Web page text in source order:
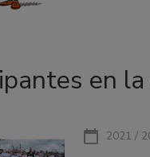
en
2021 /